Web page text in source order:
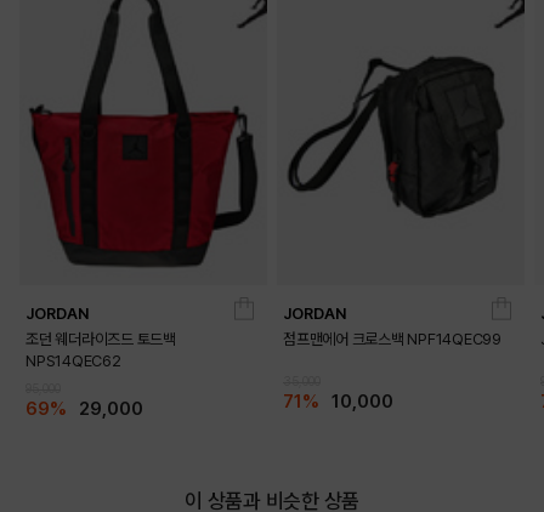
JORDAN
조던 웨더라이즈드 토드백
NPS14QEC62
69% 29,000
JORDAN
점프맨에어 크로스백 NPF14QEC99
71% 10,000
이 상품과 비슷한 상품